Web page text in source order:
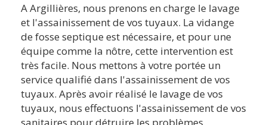
A Argillières, nous prenons en charge le lavage
et l'assainissement de vos tuyaux. La vidange
de fosse septique est nécessaire, et pour une
équipe comme la nôtre, cette intervention est
très facile. Nous mettons à votre portée un
service qualifié dans l'assainissement de vos
tuyaux. Après avoir réalisé le lavage de vos
tuyaux, nous effectuons l'assainissement de vos